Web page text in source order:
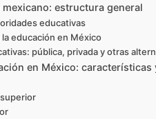
estructura general
educativas
educación en México
pública, privada y otras
en México: